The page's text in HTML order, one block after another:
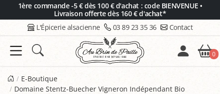
1ère commande -5 € dès 100 € d'achat : code BIENVENUE •
Livraison offerte dès 160 € d'achat*
L'Épicerie alsacienne 03 89 23 35 36 Contact
0
E-Boutique
Domaine Stentz-Buecher Vigneron Indépendant Bio
Panneau de gestion des cookies